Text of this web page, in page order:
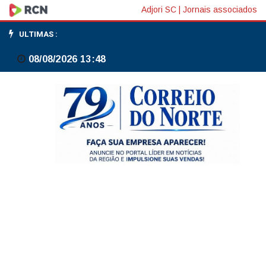
Produção
industrial
da
Alemanha
Adjori SC Jornais associados
ULTIMAS :
08/08/2026 13:48